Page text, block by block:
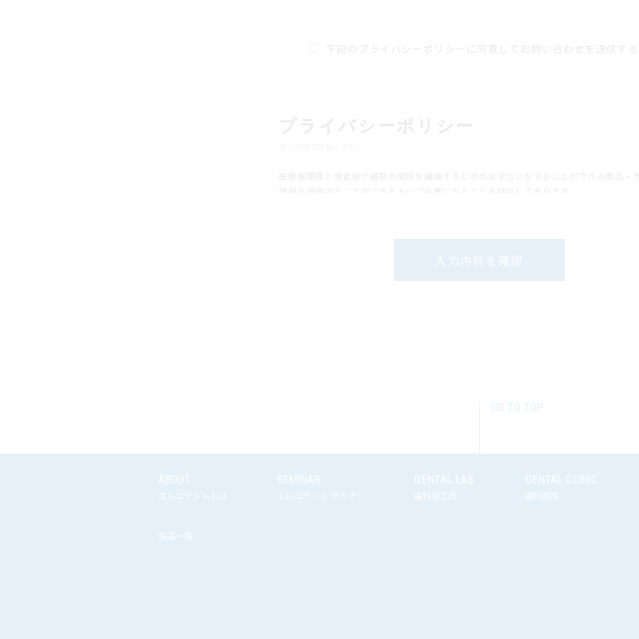
そのために、常に役員、全従業員に情報保護の重要性の認識を徹底させ、また当社とパ
組む協力会社の皆様にも方針の理解と実行の徹底を求めてまいります。
入力内容を確認
GO TO TOP
ABOUT
エルコデントとは
製品一覧
SEMINAR
エルコデント セミナー
DENTAL LAB.
歯科技工所
DENTAL CLINIC
歯科医院